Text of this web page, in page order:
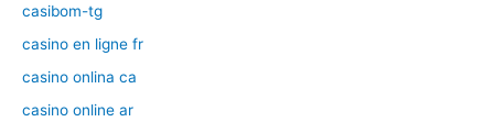
casibom-tg
casino en ligne fr
casino onlina ca
casino online ar